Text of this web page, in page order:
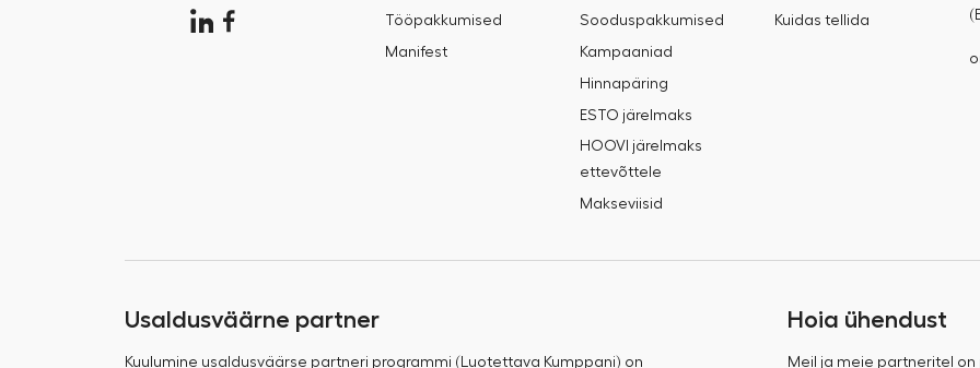
Tööpakkumised
Manifest
Sooduspakkumised
Kampaaniad
Hinnapäring
ESTO järelmaks
HOOVI järelmaks
ettevõttele
Makseviisid
Kuidas tellida
Usaldusväärne partner
Kuulumine usaldusväärse partneri programmi (Luotettava Kumppani) on
Hoia ühendust
Meil ja meie partneritel